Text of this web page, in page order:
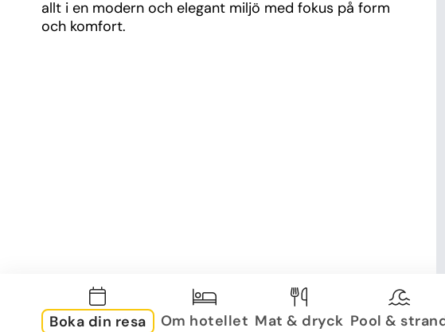
allt i en modern och elegant miljö med fokus på form
och komfort.
Boka din resa Om hotellet Mat & dryck Pool &